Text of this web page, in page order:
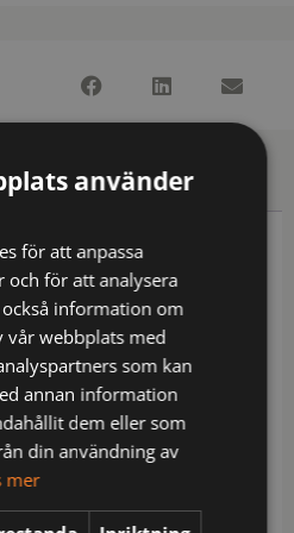
INFORMATION
helt vind- och vattentät
tejpade sömmar.
en utvändig vindslå för att
att väta tränger in, försluts
krage framtill. Avtagbar
med dragsko framtill och
på båda sidor, rymlig
och en innerficka på
använder
för att anpassa
och för att analysera
information om
vår webbplats med
som kan
annan information
dem eller som
din användning av
mer